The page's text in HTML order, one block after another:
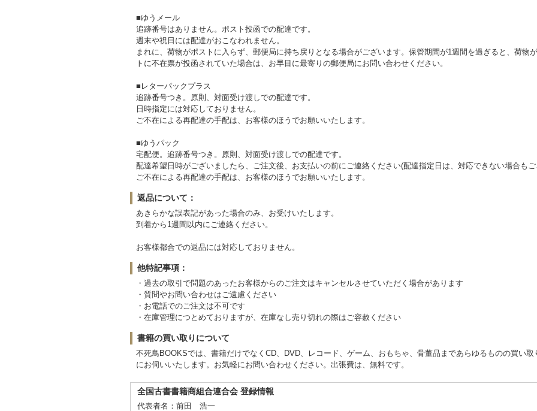
■ゆうメール
追跡番号はありません。ポスト投函での配達です。
週末や祝日には配達がおこなわれません。
まれに、荷物がポストに入らず、郵便局に持ち戻りとなる場合がございます。保管期間が1週間を過ぎると、荷物
トに不在票が投函されていた場合は、お早目に最寄りの郵便局にお問い合わせください。
■レターパックプラス
追跡番号つき。原則、対面受け渡しでの配達です。
日時指定には対応しておりません。
ご不在による再配達の手配は、お客様のほうでお願いいたします。
■ゆうパック
宅配便。追跡番号つき。原則、対面受け渡しでの配達です。
配達希望日時がございましたら、ご注文後、お支払いの前にご連絡ください(配達指定日は、対応できない場合もご
ご不在による再配達の手配は、お客様のほうでお願いいたします。
返品について：
あきらかな誤表記があった場合のみ、お受けいたします。
到着から1週間以内にご連絡ください。
お客様都合での返品には対応しておりません。
他特記事項：
・過去の取引で問題のあったお客様からのご注文はキャンセルさせていただく場合があります
・質問やお問い合わせはご遠慮ください
・お電話でのご注文は不可です
・在庫管理につとめておりますが、在庫なし売り切れの際はご容赦ください
書籍の買い取りについて
不死鳥BOOKSでは、書籍だけでなくCD、DVD、レコード、ゲーム、おもちゃ、骨董品まであらゆるものの買い
にお伺いいたします。お気軽にお問い合わせください。出張費は、無料です。
全国古書書籍商組合連合会 登録情報
代表者名：前田 浩一